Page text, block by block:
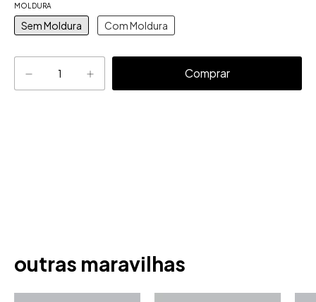
MOLDURA
Sem Moldura Com Moldura
outras maravilhas